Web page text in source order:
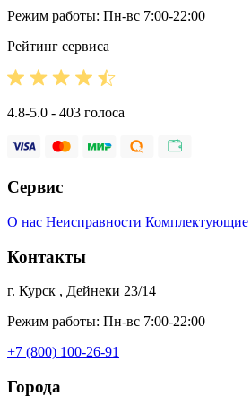
Режим работы: Пн-вс 7:00-22:00
Рейтинг сервиса
4.8-5.0 - 403 голоса
Сервис
О нас Неисправности Комплектующие
Контакты
г. Курск , Дейнеки 23/14
Режим работы: Пн-вс 7:00-22:00
+7 (800) 100-26-91
Города